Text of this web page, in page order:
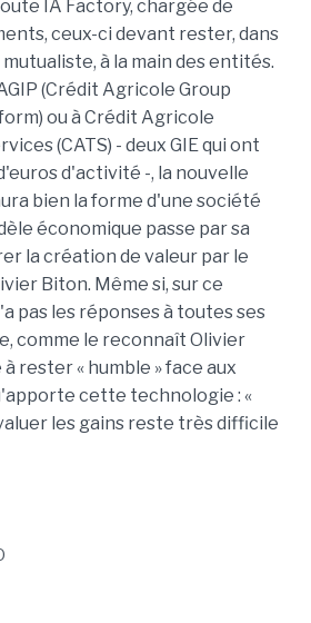
IA Factory, chargée de
ceux-ci devant rester, dans
à la main des entités.
(Crédit Agricole Group
ou à Crédit Agricole
(CATS) - deux GIE qui ont
d'activité -, la nouvelle
bien la forme d'une société
économique passe par sa
la création de valeur par le
Biton. Même si, sur ce
pas les réponses à toutes ses
comme le reconnaît Olivier
rester « humble » face aux
cette technologie : «
les gains reste très difficile